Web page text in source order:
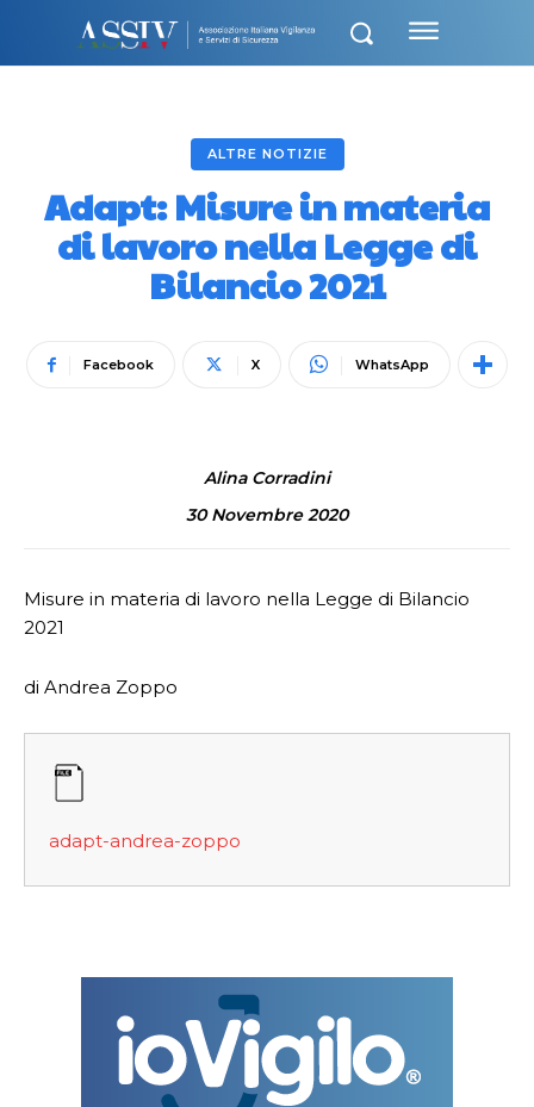
ALTRE NOTIZIE
Adapt: Misure in materia
di lavoro nella Legge di
Bilancio 2021
Facebook X WhatsApp
Alina Corradini
30 Novembre 2020
Misure in materia di lavoro nella Legge di Bilancio
2021
di Andrea Zoppo
adapt-andrea-zoppo